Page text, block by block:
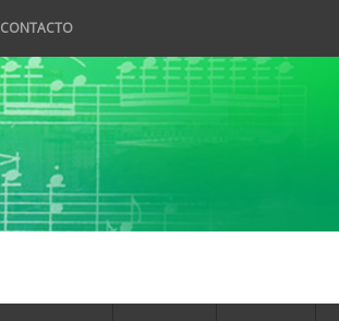
CONTACTO